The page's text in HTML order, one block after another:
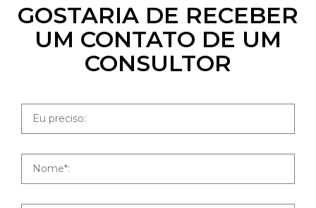
GOSTARIA DE RECEBER
UM CONTATO DE UM
CONSULTOR